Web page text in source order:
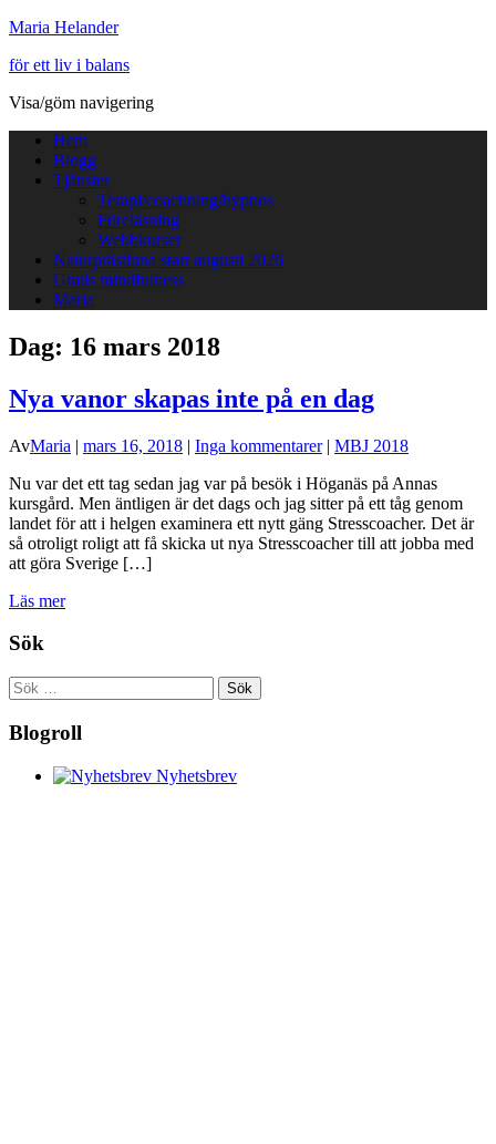
Maria Helander
för ett liv i balans
Visa/göm navigering
Hem
Blogg
Tjänster
Terapi/coachning/hypnos
Föreläsning
Webbkurser
Naturprästinna start augusti 2026
Gratis mindfulness
Maria
Dag: 16 mars 2018
Nya vanor skapas inte på en dag
AvMaria | mars 16, 2018 | Inga kommentarer| MBJ 2018
Nu var det ett tag sedan jag var på besök i Höganäs på Annas
kursgård. Men äntligen är det dags och jag sitter på ett tåg genom
landet för att i helgen examinera ett nytt gäng Stresscoacher. Det är
så otroligt roligt att få skicka ut nya Stresscoacher till att jobba med
att göra Sverige […]
Läs mer
Sök
Sök
efter:
Blogroll
Nyhetsbrev